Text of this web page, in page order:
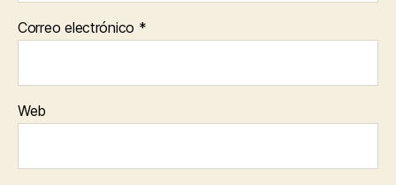
Correo electrónico *
Web